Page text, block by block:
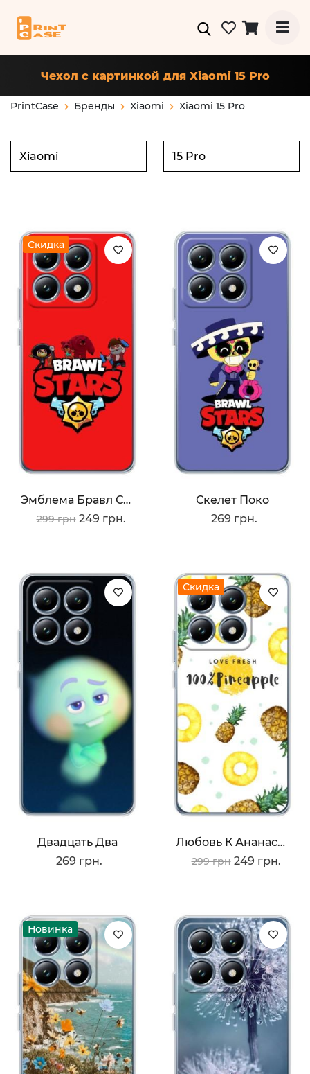
Чехол с картинкой для Xiaomi 15 Pro
PrintCase Бренды Xiaomi Xiaomi 15 Pro
Скидка
Эмблема Бравл Страс
299 грн 249 грн.
Скелет Поко
269 грн.
Двадцать Два
269 грн.
Скидка
Любовь К Ананасам
299 грн 249 грн.
Новинка